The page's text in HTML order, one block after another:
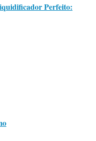
Perfeito: